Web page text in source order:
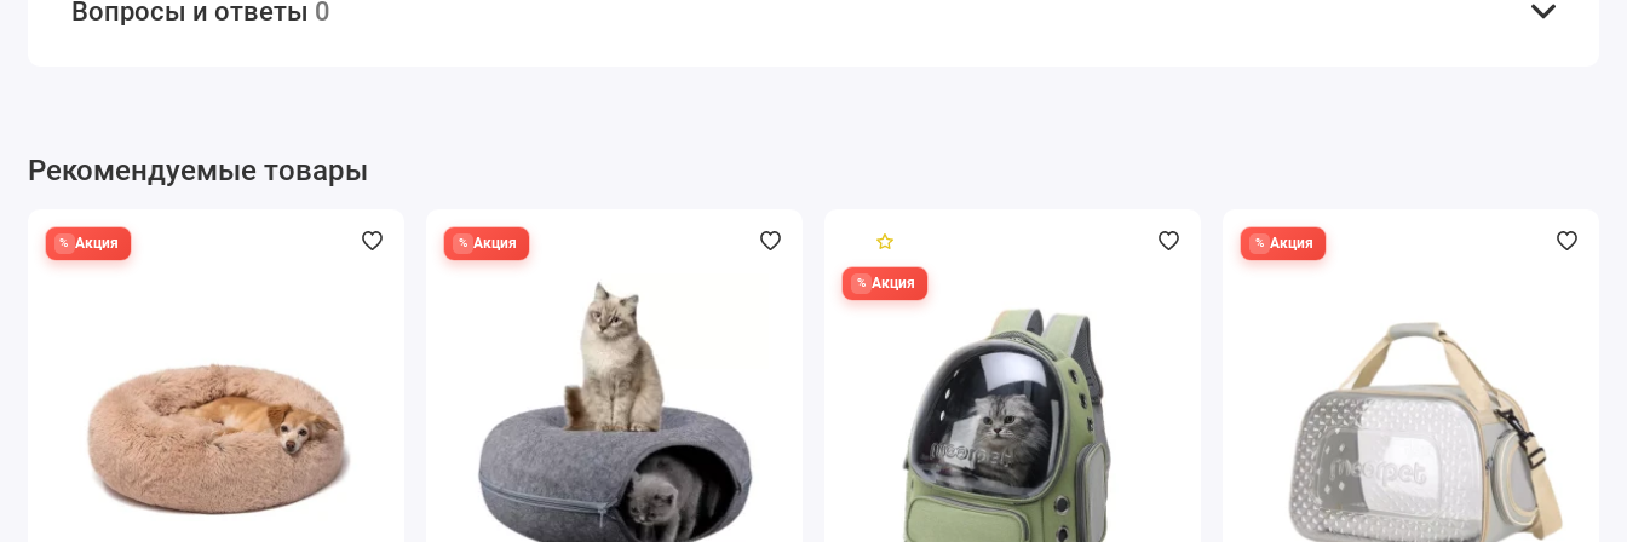
Вопросы и ответы 0
Рекомендуемые товары
Акция Акция
Акция
Акция